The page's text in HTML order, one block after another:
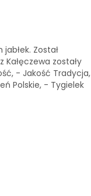
Został
zostały
- Jakość Tradycja,
Polskie, - Tygielek